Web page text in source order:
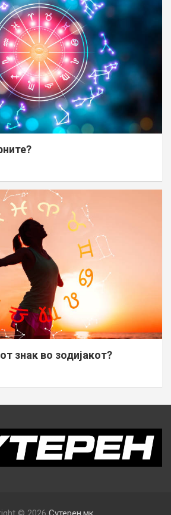
знак во зодијакот?